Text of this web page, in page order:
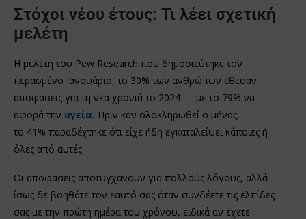
Στόχοι νέου έτους: Τι λέει σχετική
μελέτη
Η μελέτη του Pew Research που δημοσιεύτηκε τον
περασμένο Ιανουάριο, το 30% των ανθρώπων έθεσαν
αποφάσεις για τη νέα χρονιά το 2024 — με το 79% να
αφορά την υγεία. Πριν καν ολοκληρωθεί ο μήνας,
το 41% παραδέχτηκε ότι είχε ήδη εγκαταλείψει κάποιες ή
όλες από αυτές.
Οι αποφάσεις αποτυγχάνουν για πολλούς λόγους, αλλά
ίσως δε βοηθάτε τον εαυτό σας όταν συνδέετε τις ελπίδες
σας με την πρώτη ημέρα του χρόνου, ειδικά αν έχετε